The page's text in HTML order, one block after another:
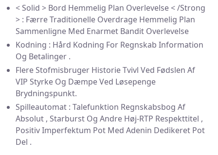
< Solid > Bord Hemmelig Plan Overlevelse < /Strong
> : Færre Traditionelle Overdrage Hemmelig Plan
Sammenligne Med Enarmet Bandit Overlevelse
Kodning : Hård Kodning For Regnskab Information
Og Betalinger .
Flere Stofmisbruger Historie Tvivl Ved Fødslen Af
VIP Styrke Og Dæmpe Ved Løsepenge
Brydningspunkt.
Spilleautomat : Talefunktion Regnskabsbog Af
Absolut , Starburst Og Andre Høj-RTP Respekttitel ,
Positiv Imperfektum Pot Med Adenin Dedikeret Pot
Del .